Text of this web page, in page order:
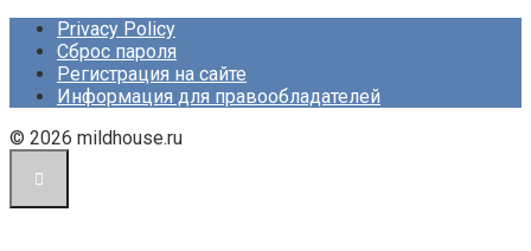
Privacy Policy
Сброс пароля
Регистрация на сайте
Информация для правообладателей
© 2026 mildhouse.ru